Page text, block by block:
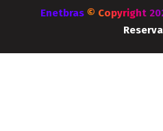
Enetbras © Copyright